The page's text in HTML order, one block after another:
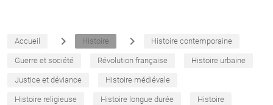
Accueil navigate_next Histoire navigate_next Histoire contemporaine
Guerre et société Révolution française Histoire urbaine
Justice et déviance Histoire médiévale
Histoire religieuse Histoire longue durée Histoire